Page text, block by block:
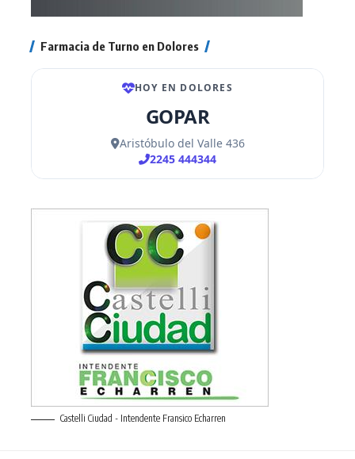
Farmacia de Turno en Dolores
Castelli Ciudad - Intendente Fransico Echarren